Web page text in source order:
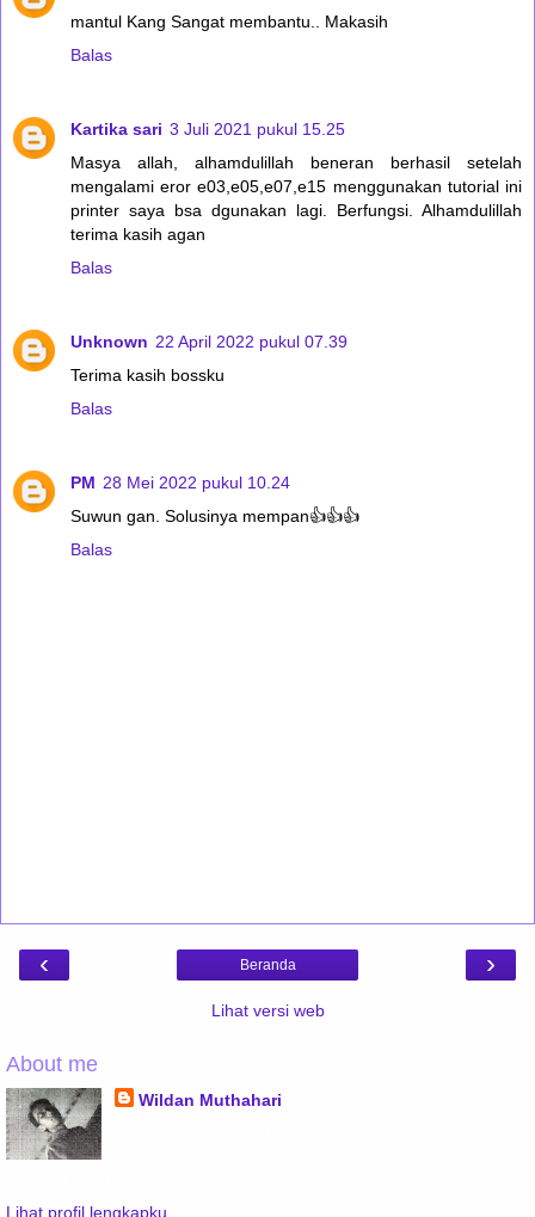
mantul Kang Sangat membantu.. Makasih
Balas
Kartika sari 3 Juli 2021 pukul 15.25
Masya allah, alhamdulillah beneran berhasil setelah
mengalami eror e03,e05,e07,e15 menggunakan tutorial ini
printer saya bsa dgunakan lagi. Berfungsi. Alhamdulillah
terima kasih agan
Balas
Unknown 22 April 2022 pukul 07.39
Terima kasih bossku
Balas
PM 28 Mei 2022 pukul 10.24
Suwun gan. Solusinya mempan👍👍👍
Balas
‹ ›
Beranda
Lihat versi web
About me
Wildan Muthahari
Lihat profil lengkapku